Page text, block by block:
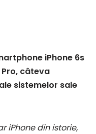
iPhone 6s
câteva
sistemelor sale
iPhone din istorie,